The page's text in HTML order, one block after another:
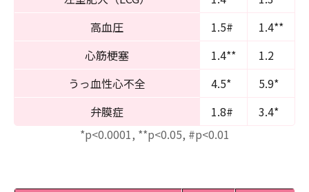
高血圧
1.5#
1.4**
心筋梗塞
1.4**
1.2
うっ血性心不全
4.5*
5.9*
弁膜症
1.8#
3.4*
*p<0.0001, **p<0.05, #p<0.01